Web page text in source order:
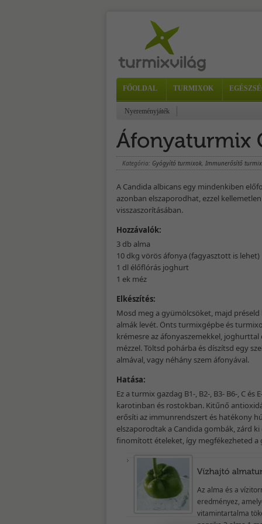
FŐOLDAL TURMIXOK
Nyereményjáték
Kategória: Gyógyító turmixok, Immunerősítő
A Candida albicans egy mindenkiben
azonban elszaporodhat, ezzel
visszaszorításában.
Hozzávalók:
3 db alma
10 dkg vörös áfonya (fagyasztott is lehet)
1 dl élőflórás joghurt
1 ek méz
Elkészítés:
Mosd meg a gyümölcsöket, majd préseld
almák levét. Önts turmixgépbe és
krémesre az áfonyaszemekkel, joghurttal
mézzel. Töltsd pohárba és díszítsd egy
almával, vagy néhány szem áfonyával.
Hatása:
Ez a turmix gazdag B1-, B2-, B3- B6-, C
karotinban és rostokban. Kitűnő
erősíti az immunrendszert és hatékony
elszaporodtak a Candida gombák, zárd
finomított ételeket, így megfékezheted a
Az alma és a
eredményez,
vitamintartalma